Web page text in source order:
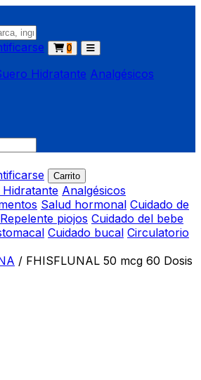
0
Hidratante Analgésicos
Carrito
Analgésicos
Salud hormonal Cuidado de
Repelente piojos Cuidado del bebe
Cuidado bucal Circulatorio
/ FHISFLUNAL 50 mcg 60 Dosis